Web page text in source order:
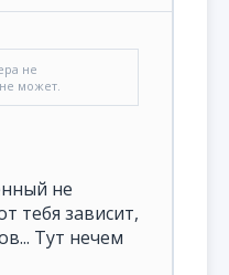
не
может.
не
тебя зависит,
Тут нечем